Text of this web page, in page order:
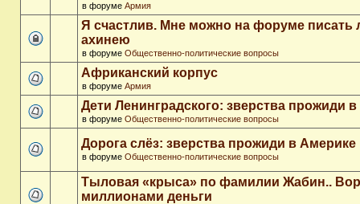
в форуме Армия
Я счастлив. Мне можно на форуме
ахинею
в форуме Общественно-политические вопросы
Африканский корпус
в форуме Армия
Дети Ленинградского: зверства прожиди
в форуме Общественно-политические вопросы
Дорога слёз: зверства прожиди в Америке
в форуме Общественно-политические вопросы
Тыловая «крыса» по фамилии Жабин..
миллионами деньги